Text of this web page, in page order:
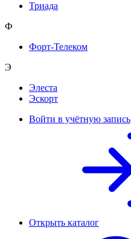
Триада
Ф
Форт-Телеком
Э
Элеста
Эскорт
Войти в учётную запись
Открыть каталог